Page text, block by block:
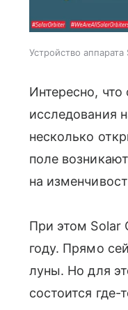
Устройство
Интересно,
исследования
несколько
поле
на
При этом Solar
году. Прямо
луны. Но для
состоится где-